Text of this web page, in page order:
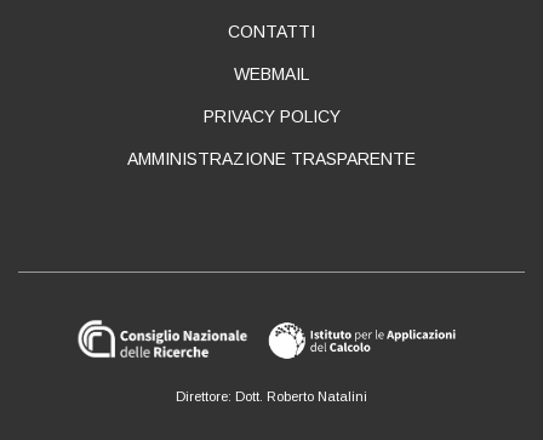
CONTATTI
WEBMAIL
PRIVACY POLICY
AMMINISTRAZIONE TRASPARENTE
Direttore: Dott. Roberto Natalini